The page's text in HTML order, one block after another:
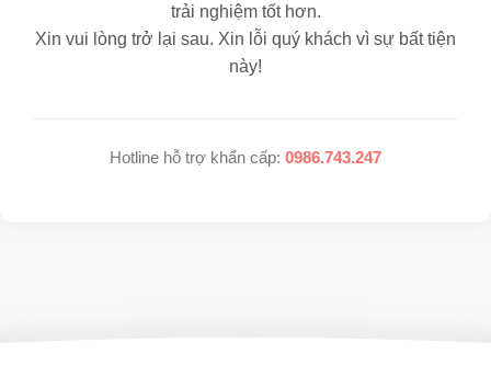
trải nghiệm tốt hơn.
Xin vui lòng trở lại sau. Xin lỗi quý khách vì sự bất tiện
này!
Hotline hỗ trợ khẩn cấp: 0986.743.247